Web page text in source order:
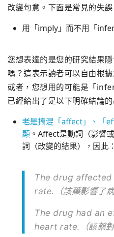
改變句意。下面是常見的失誤
用「imply」而不用「infer
您想表達的是您的研究結果
嗎？這表示讀者可以自由根
或者，您想用的可能是「
已經給出了足以下明確結論的
老是搞混「affect」、「
顯 。Affect是動詞（影響
詞（改變的結果），因此：
The drug affected
rate.（該藥影響了病
The drug had an
heart rate.（該藥對